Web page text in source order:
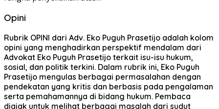
Opini
Rubrik OPINI dari Adv. Eko Puguh Prasetijo adalah kolom
opini yang menghadirkan perspektif mendalam dari
Advokat Eko Puguh Prasetijo terkait isu-isu hukum,
sosial, dan politik terkini. Dalam rubrik ini, Eko Puguh
Prasetijo mengulas berbagai permasalahan dengan
pendekatan yang kritis dan berbasis pada pengalaman
serta pemahamannya di bidang hukum. Pembaca
diajak untuk melihat berbagai masalah dari sudut